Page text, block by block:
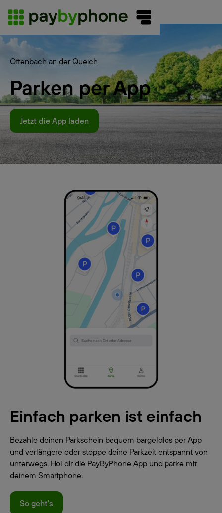
Offenbach an der Queich
Parken per App
Jetzt die App laden
Einfach parken ist einfach
Bezahle deinen Parkschein bequem bargeldlos per App
und verlängere oder stoppe deine Parkzeit entspannt von
unterwegs. Hol dir die PayByPhone App und parke mit
deinem Smartphone.
So geht's